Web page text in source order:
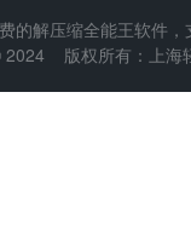
的解压缩全能王软件
2024 版权所有：上